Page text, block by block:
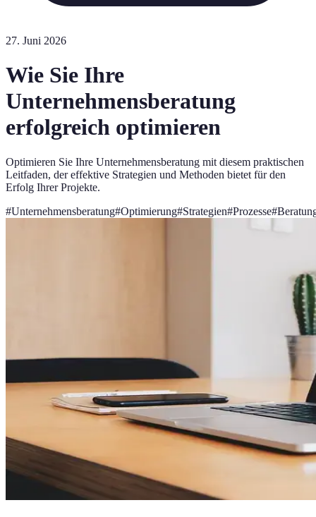
27. Juni 2026
Wie Sie Ihre
Unternehmensberatung
erfolgreich optimieren
Optimieren Sie Ihre Unternehmensberatung mit diesem praktischen
Leitfaden, der effektive Strategien und Methoden bietet für den
Erfolg Ihrer Projekte.
#Unternehmensberatung#Optimierung#Strategien#Prozesse#